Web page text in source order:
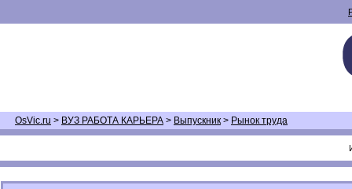
OsVic.ru > ВУЗ РАБОТА КАРЬЕРА > Выпускник > Рынок труда